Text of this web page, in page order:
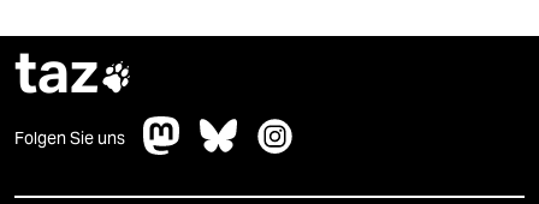
taz
Folgen Sie uns